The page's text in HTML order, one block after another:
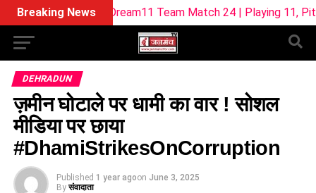
Breaking News
W Dream11 Team Match 24 | Playing 11, Pitch Report &
DEHRADUN
ज़मीन घोटाले पर धामी का वार ! सोशल
मीडिया पर छाया
#DhamiStrikesOnCorruption
Published 1 year agoon June 3, 2025
By संवादाता